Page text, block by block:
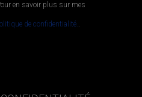
en savoir plus sur mes
de confidentialité..